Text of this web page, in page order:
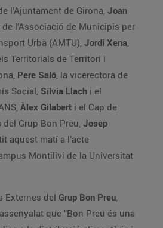
l’Ajuntament de Girona, Joan
l’Associació de Municipis per
Urbà (AMTU), Jordi Xena,
Territorials de Territori i
Pere Saló, la vicerectora de
Social, Sílvia Llach i el
Àlex Gilabert i el Cap de
Grup Bon Preu, Josep
aquest matí a l’acte
Montilivi de la Universitat
Externes del Grup Bon Preu,
que "Bon Preu és una